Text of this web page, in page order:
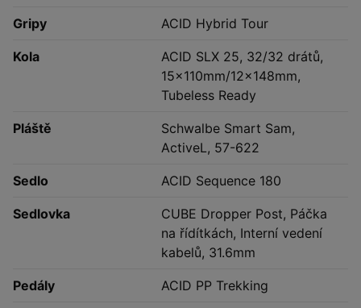
Gripy ACID Hybrid Tour
Kola
ACID SLX 25, 32/32 drátů,
15x110mm/12x148mm,
Tubeless Ready
Pláště
Schwalbe Smart Sam,
ActiveL, 57-622
Sedlo ACID Sequence 180
Sedlovka
CUBE Dropper Post, Páčka
na řídítkách, Interní vedení
kabelů, 31.6mm
Pedály ACID PP Trekking